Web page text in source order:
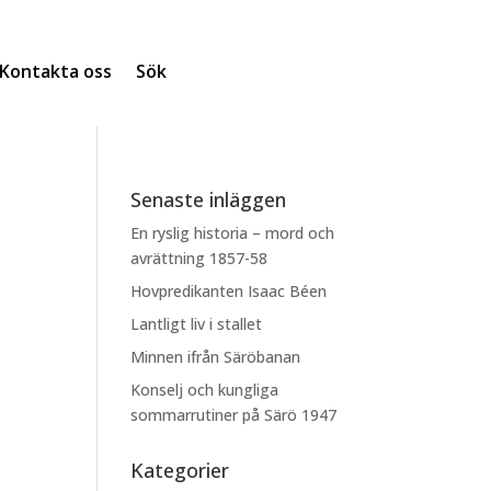
oss Sök
Senaste inläggen
En ryslig historia – mord och
avrättning 1857-58
Hovpredikanten Isaac Béen
Lantligt liv i stallet
Minnen ifrån Säröbanan
Konselj och kungliga
sommarrutiner på Särö 1947
Kategorier